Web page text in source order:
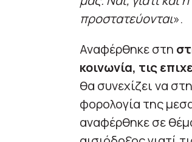
προστατεύονται».
Αναφέρθηκε στη
κοινωνία, τις
θα συνεχίζει να
φορολογία της
αναφέρθηκε σε